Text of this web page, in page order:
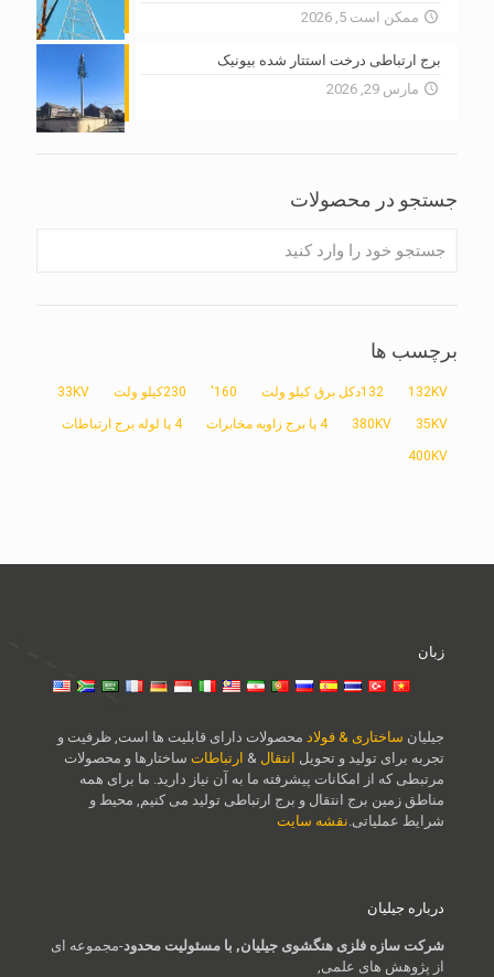
ممکن است 5, 2026
برج ارتباطی درخت استتار شده بیونیک
مارس 29, 2026
جستجو در محصولات
برچسب ها
132KV 132دکل برق کیلو ولت 160' 230کیلو ولت 33KV
35KV
380KV 4 پا برج زاویه مخابرات 4 پا لوله برج ارتباطات
400KV
زبان
جیلیان ساختاری & فولاد محصولات دارای قابلیت ها است, ظرفیت و
تجربه برای تولید و تحویل انتقال & ارتباطات ساختارها و محصولات
مرتبطی که از امکانات پیشرفته ما به آن نیاز دارید. ما برای همه
مناطق زمین برج انتقال و برج ارتباطی تولید می کنیم, محیط و
شرایط عملیاتی. نقشه سایت
درباره جیلیان
شرکت سازه فلزی هنگشوی جیلیان, با مسئولیت محدود-مجموعه ای
از پژوهش های علمی,